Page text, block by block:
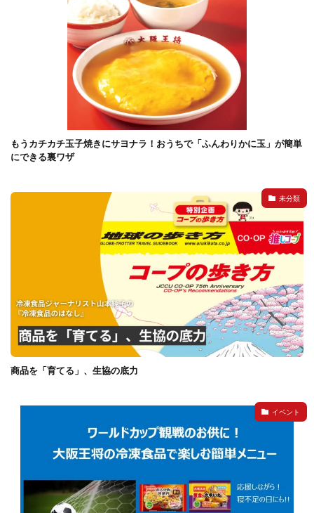
もうカチカチ玉子焼きにサヨナラ！おうちで「ふんわりかに玉」が簡単
にできる裏ワザ
未分類
商品を「育てる」、生協の底力
イベント